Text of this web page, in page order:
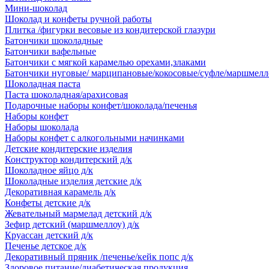
Мини-шоколад
Шоколад и конфеты ручной работы
Плитка /фигурки весовые из кондитерской глазури
Батончики шоколадные
Батончики вафельные
Батончики с мягкой карамелью орехами,злаками
Батончики нуговые/ марципановые/кокосовые/суфле/
Шоколадная паста
Паста шоколадная/арахисовая
Подарочные наборы конфет/шоколада/печенья
Наборы конфет
Наборы шоколада
Наборы конфет с алкогольными начинками
Детские кондитерские изделия
Конструктор кондитерский д/к
Шоколадное яйцо д/к
Шоколадные изделия детские д/к
Декоративная карамель д/к
Конфеты детские д/к
Жевательный мармелад детский д/к
Зефир детский (маршмеллоу) д/к
Круассан детский д/к
Печенье детское д/к
Декоративный пряник /печенье/кейк попс д/к